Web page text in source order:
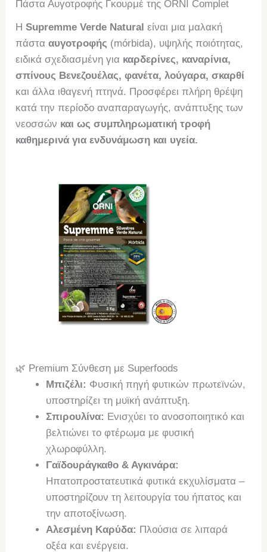
Πάστα Αυγοτροφής Γκουρμέ της ORNI Complet
ΗSupremme Verde Natural είναι μια μαλακή
πάστααυγοτροφής (mórbida), υψηλής ποιότητας,
ειδικά σχεδιασμένη για καρδερίνες, καναρίνια,
σπίνους Βενεζουέλας, φανέτα, λούγαρα, σκαρθί
και άλλα ιθαγενή πτηνά. Προσφέρει πλήρη θρέψη
κατά την περίοδο αναπαραγωγής, ανάπτυξης των
νεοσσών και ως συμπληρωματική τροφή
καθημερινά για ενδυνάμωση και υγεία.
🌿 Premium Σύνθεση με Superfoods
Μπιζέλι: Φυσική πηγή φυτικών πρωτεϊνών,
υποστηρίζει τη μυϊκή ανάπτυξη.
Σπιρουλίνα: Ενισχύει το ανοσοποιητικό και
βελτιώνει το φτέρωμα με φυσική
χλωροφύλλη.
Γαϊδουράγκαθο & Αγκινάρα:
Ηπατοπροστατευτικά φυτικά εκχυλίσματα –
υποστηρίζουν τη λειτουργία του ήπατος και
την αποτοξίνωση.
Αλεσμένη Καρύδα: Πλούσια σε λιπαρά
οξέα και ενέργεια.